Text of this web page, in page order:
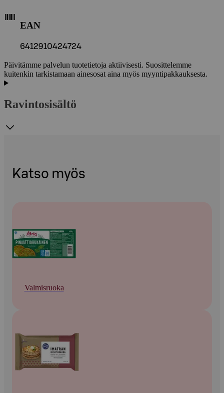
EAN
6412910424724
Päivitämme palvelun tuotetietoja aktiivisesti. Suosittelemme
kuitenkin tarkistamaan ainesosat aina myös myyntipakkauksesta.
Ravintosisältö
Katso myös
Valmisruoka